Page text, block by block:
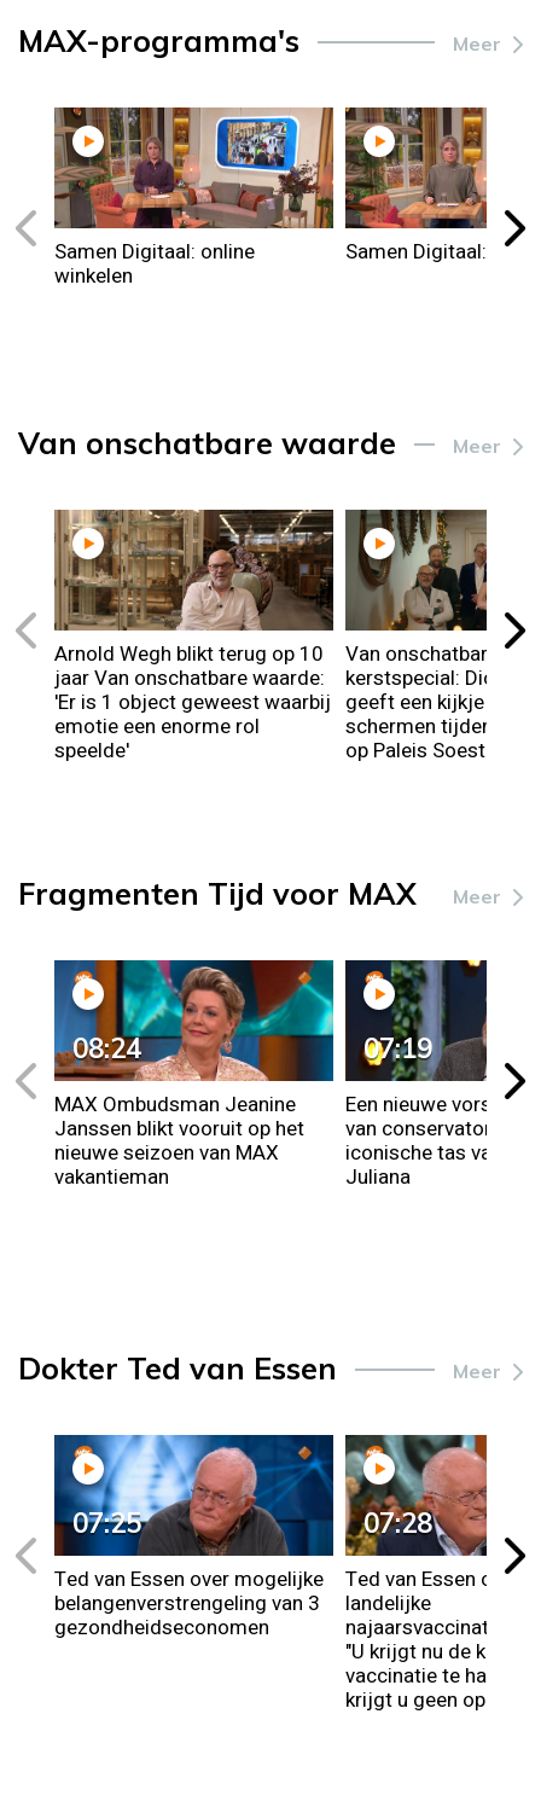
MAX-programma's Meer
Samen Digitaal: online
winkelen
Samen Digitaal:
Van onschatbare waarde Meer
Arnold Wegh blikt terug op 10
jaar Van onschatbare waarde:
'Er is 1 object geweest waarbij
emotie een enorme rol
speelde'
Van onschatbare
kerstspecial: Dionne
geeft een kijkje
schermen tijdens de
op Paleis Soestdijk
Fragmenten Tijd voor MAX Meer
08:24
MAX Ombudsman Jeanine
Janssen blikt vooruit op het
nieuwe seizoen van MAX
vakantieman
07:19
Een nieuwe
van conservator Paul
iconische tas van
Juliana
Dokter Ted van Essen Meer
07:25
Ted van Essen over mogelijke
belangenverstrengeling van 3
gezondheidseconomen
07:28
Ted van Essen over
landelijke
"U krijgt nu de kans
vaccinatie te halen,
krijgt u geen oproep